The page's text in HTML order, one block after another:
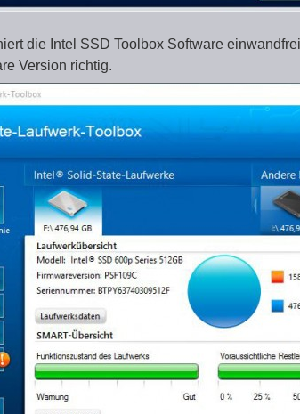
die Intel SSD Toolbox Software
Version richtig.